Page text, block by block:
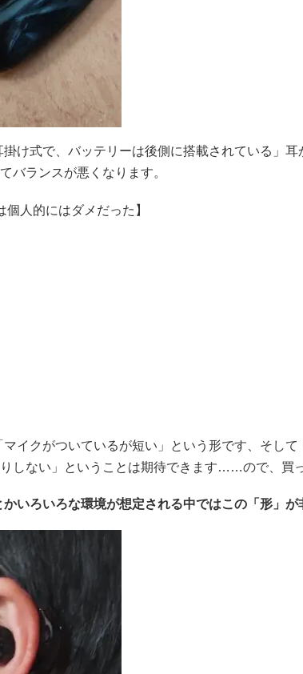
掛け式で、バッテリーは後側に搭載されている」
バランスが悪くなります。
個人的にはダメだった】
イクがついているが短い」という形です、そし
しない」ということは期待できます……ので、買
いろいろな環境が想定される中ではこの「形」が